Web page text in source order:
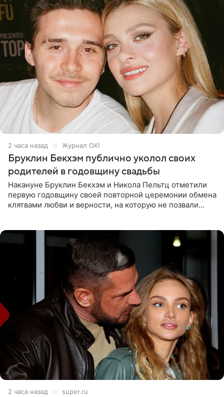
2 часа назад Журнал OK!
Бруклин Бекхэм публично уколол своих
родителей в годовщину свадьбы
Накануне Бруклин Бекхэм и Никола Пельтц отметили
первую годовщину своей повторной церемонии обмена
клятвами любви и верности, на которую не позвали
2 часа назад super.ru